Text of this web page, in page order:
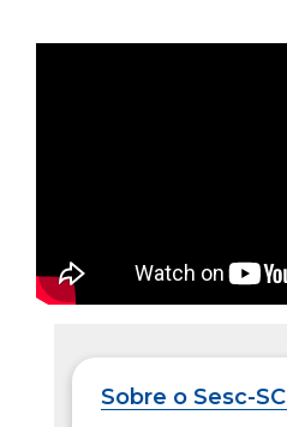
Sobre o Sesc-SC